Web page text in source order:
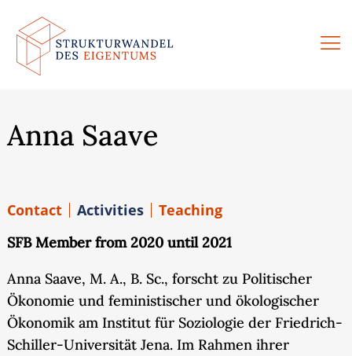
Skip
to
content
Anna Saave
Contact Activities Teaching
SFB Member from 2020 until 2021
Anna Saave, M. A., B. Sc., forscht zu Politischer
Ökonomie und feministischer und ökologischer
Ökonomik am Institut für Soziologie der Friedrich-
Schiller-Universität Jena. Im Rahmen ihrer